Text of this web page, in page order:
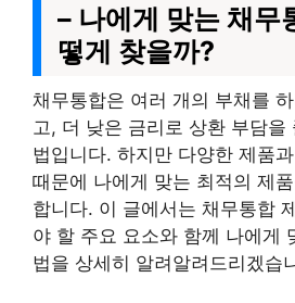
– 나에게 맞는 채무
떻게 찾을까?
채무통합은 여러 개의 부채를
고, 더 낮은 금리로 상환 부담을
법입니다. 하지만 다양한 제품
때문에 나에게 맞는 최적의 제
합니다. 이 글에서는 채무통합
야 할 주요 요소와 함께 나에게
법을 상세히 알려알려드리겠습